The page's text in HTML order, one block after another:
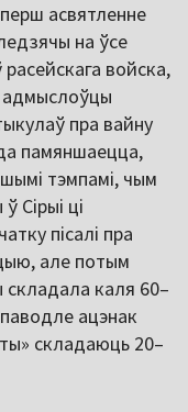
асвятленне
на ўсе
войска,
адмыслоўцы
пра вайну
памяншаецца,
тэмпамі, чым
Сірыі ці
пісалі пра
але потым
складала каля 60–
ацэнак
складаюць 20–